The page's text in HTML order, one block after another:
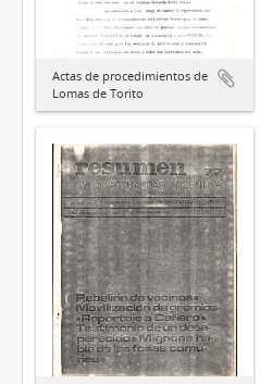
Actas de procedimientos de
Lomas de Torito